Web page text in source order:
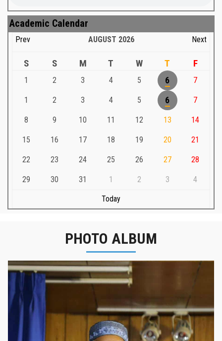
Academic Calendar
Prev AUGUST 2026 Next
S S M T W T F
1 2 3 4 5 6 7
1 2 3 4 5 6 7
8 9 10 11 12 13 14
15 16 17 18 19 20 21
22 23 24 25 26 27 28
29 30 31 1 2 3 4
Today
PHOTO ALBUM